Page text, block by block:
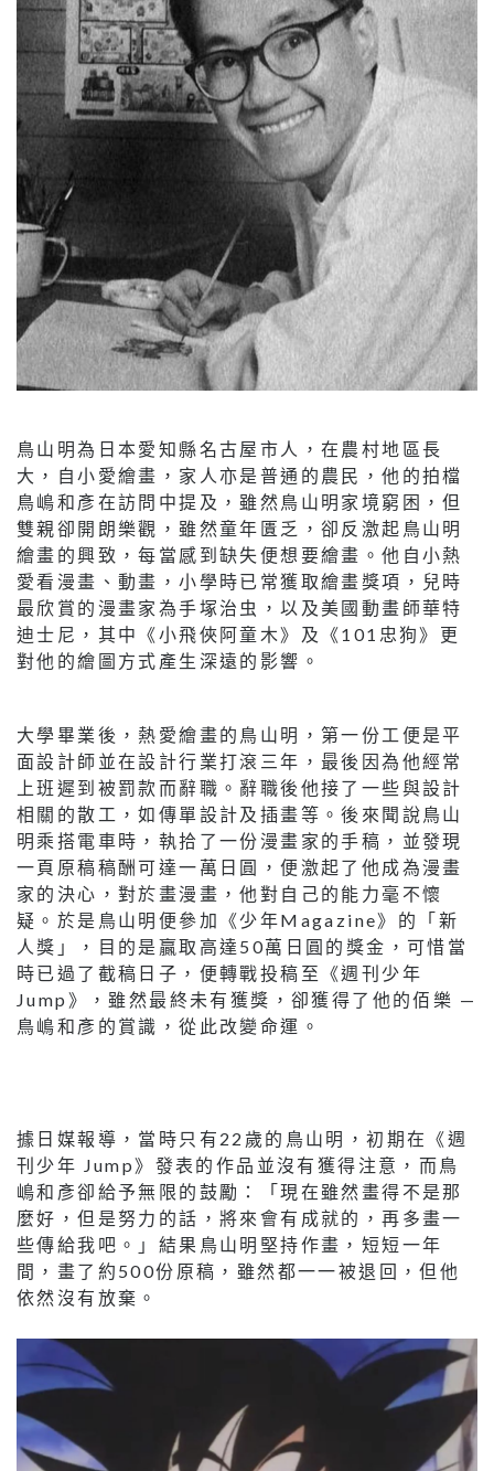
鳥山明為日本愛知縣名古屋市人，在農村地區長
大，自小愛繪畫，家人亦是普通的農民，他的拍檔
鳥嶋和彥在訪問中提及，雖然鳥山明家境窮困，但
雙親卻開朗樂觀，雖然童年匱乏，卻反激起鳥山明
繪畫的興致，每當感到缺失便想要繪畫。他自小熱
愛看漫畫、動畫，小學時已常獲取繪畫獎項，兒時
最欣賞的漫畫家為手塚治虫，以及美國動畫師華特
迪士尼，其中《小飛俠阿童木》及《101忠狗》更
對他的繪圖方式產生深遠的影響。
大學畢業後，熱愛繪畫的鳥山明，第一份工便是平
面設計師並在設計行業打滾三年，最後因為他經常
上班遲到被罰款而辭職。辭職後他接了一些與設計
相關的散工，如傳單設計及插畫等。後來聞說鳥山
明乘搭電車時，執拾了一份漫畫家的手稿，並發現
一頁原稿稿酬可達一萬日圓，便激起了他成為漫畫
家的決心，對於畫漫畫，他對自己的能力毫不懷
疑。於是鳥山明便參加《少年Magazine》的「新
人獎」，目的是贏取高達50萬日圓的獎金，可惜當
時已過了截稿日子，便轉戰投稿至《週刊少年
Jump》，雖然最終未有獲獎，卻獲得了他的佰樂 —
鳥嶋和彥的賞識，從此改變命運。
據日媒報導，當時只有22歲的鳥山明，初期在《週
刊少年 Jump》發表的作品並沒有獲得注意，而鳥
嶋和彥卻給予無限的鼓勵：「現在雖然畫得不是那
麼好，但是努力的話，將來會有成就的，再多畫一
些傳給我吧。」結果鳥山明堅持作畫，短短一年
間，畫了約500份原稿，雖然都一一被退回，但他
依然沒有放棄。